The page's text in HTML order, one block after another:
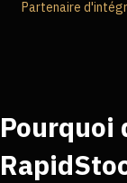
Partenaire
Pourquoi